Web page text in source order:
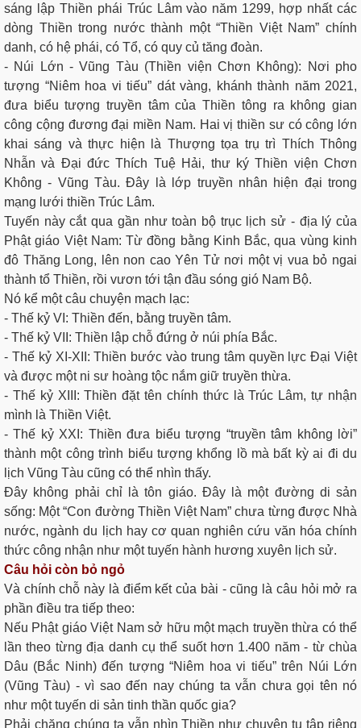
sáng lập Thiền phái Trúc Lâm vào năm 1299, hợp nhất các
dòng Thiền trong nước thành một “Thiền Việt Nam” chính
danh, có hệ phái, có Tổ, có quy củ tăng đoàn.
- Núi Lớn - Vũng Tàu (Thiền viện Chơn Không): Nơi pho
tượng “Niêm hoa vi tiếu” dát vàng, khánh thành năm 2021,
đưa biểu tượng truyền tâm của Thiền tông ra không gian
công cộng đương đại miền Nam. Hai vị thiền sư có công lớn
khai sáng và thực hiện là Thượng tọa trụ trì Thích Thông
Nhẫn và Đại đức Thích Tuệ Hải, thư ký Thiền viện Chơn
Không - Vũng Tàu. Đây là lớp truyền nhân hiện đại trong
mạng lưới thiền Trúc Lâm.
Tuyến này cắt qua gần như toàn bộ trục lịch sử - địa lý của
Phật giáo Việt Nam: Từ đồng bằng Kinh Bắc, qua vùng kinh
đô Thăng Long, lên non cao Yên Tử nơi một vị vua bỏ ngai
thành tổ Thiền, rồi vươn tới tận đầu sóng gió Nam Bộ.
Nó kể một câu chuyện mạch lạc:
- Thế kỷ VI: Thiền đến, bằng truyền tâm.
- Thế kỷ VII: Thiền lập chỗ đứng ở núi phía Bắc.
- Thế kỷ XI-XII: Thiền bước vào trung tâm quyền lực Đại Việt
và được một ni sư hoàng tộc nắm giữ truyền thừa.
- Thế kỷ XIII: Thiền đặt tên chính thức là Trúc Lâm, tự nhận
mình là Thiền Việt.
- Thế kỷ XXI: Thiền đưa biểu tượng “truyền tâm không lời”
thành một công trình biểu tượng khổng lồ mà bất kỳ ai đi du
lịch Vũng Tàu cũng có thể nhìn thấy.
Đây không phải chỉ là tôn giáo. Đây là một đường di sản
sống: Một “Con đường Thiền Việt Nam” chưa từng được Nhà
nước, ngành du lịch hay cơ quan nghiên cứu văn hóa chính
thức công nhận như một tuyến hành hương xuyên lịch sử.
Câu hỏi còn bỏ ngỏ
Và chính chỗ này là điểm kết của bài - cũng là câu hỏi mở ra
phần điều tra tiếp theo:
Nếu Phật giáo Việt Nam sở hữu một mạch truyền thừa có thể
lần theo từng địa danh cụ thể suốt hơn 1.400 năm - từ chùa
Dâu (Bắc Ninh) đến tượng “Niêm hoa vi tiếu” trên Núi Lớn
(Vũng Tàu) - vì sao đến nay chúng ta vẫn chưa gọi tên nó
như một tuyến di sản tinh thần quốc gia?
Phải chăng chúng ta vẫn nhìn Thiền như chuyện tu tập riêng